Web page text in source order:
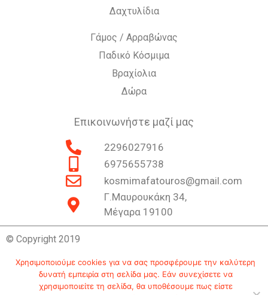
Δαχτυλίδια
Γάμος / Αρραβώνας
Παδικό Κόσμιμα
Βραχίολια
Δώρα
Επικοινωνήστε μαζί μας
2296027916
6975655738
kosmimafatouros@gmail.com
Γ.Μαυρουκάκη 34,
Μέγαρα 19100
© Copyright 2019
Επικοινωνία Ιστορία Πολιτική Απορρήτου
Χρησιμοποιούμε cookies για να σας προσφέρουμε την καλύτερη
δυνατή εμπειρία στη σελίδα μας. Εάν συνεχίσετε να
χρησιμοποιείτε τη σελίδα, θα υποθέσουμε πως είστε